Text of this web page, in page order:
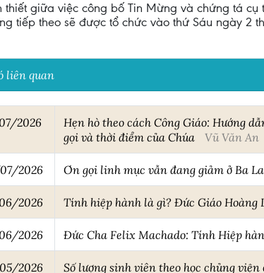
thiết giữa việc công bố Tin Mừng và chứng tá
tiếp theo sẽ được tổ chức vào thứ Sáu ngày 2
liên quan
2026
Hẹn hò theo cách Công Giáo: Hướng
gọi và thời điểm của Chúa
Vũ Văn An
2026 Ơn gọi linh mục vẫn đang giảm ở Ba
2026 Tính hiệp hành là gì? Đức Giáo Hoàng
2026 Đức Cha Felix Machado: Tính Hiệp
2026 Số lượng sinh viên theo học chủng